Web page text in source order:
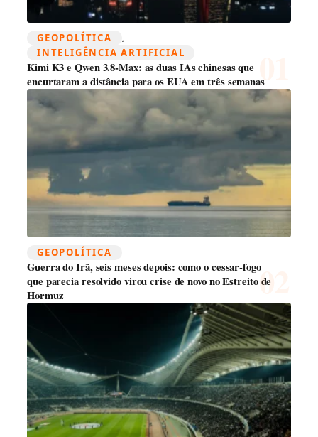
GEOPOLÍTICA ,
INTELIGÊNCIA ARTIFICIAL
Kimi K3 e Qwen 3.8-Max: as duas IAs chinesas que
encurtaram a distância para os EUA em três semanas
GEOPOLÍTICA
Guerra do Irã, seis meses depois: como o cessar-fogo
que parecia resolvido virou crise de novo no Estreito de
Hormuz